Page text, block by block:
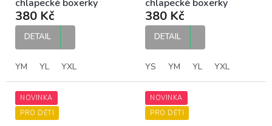
chlapecké boxerky
380 Kč
DETAIL
YM YL YXL
chlapecké boxerky
380 Kč
DETAIL
YS YM YL YXL
NOVINKA
PRO DĚTI
NOVINKA
PRO DĚTI